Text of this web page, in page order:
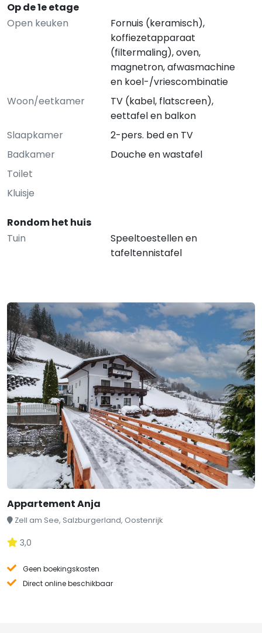
Op de 1e etage
Open keuken
Fornuis (keramisch),
koffiezetapparaat
(filtermaling), oven,
magnetron, afwasmachine
en koel-/vriescombinatie
Woon/eetkamer
TV (kabel, flatscreen),
eettafel en balkon
Slaapkamer
2-pers. bed en TV
Badkamer
Douche en wastafel
Toilet
Kluisje
Rondom het huis
Tuin
Speeltoestellen en
tafeltennistafel
Appartement Anja
Zell am See, Salzburgerland, Oostenrijk
3,0
Geen boekingskosten
Direct online beschikbaar